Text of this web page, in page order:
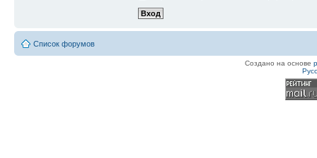
Список форумов
Создано на основе